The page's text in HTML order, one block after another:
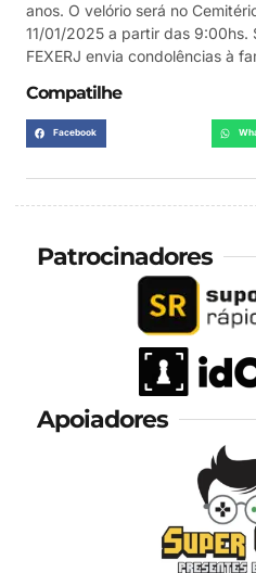
anos. O velório será no
11/01/2025 a partir das 9:00hs.
FEXERJ envia condolências à
Compatilhe
Facebook
Patrocinadores
Apoiadores